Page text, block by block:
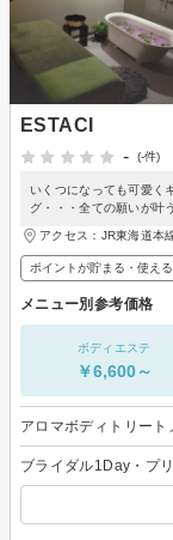
ESTACI
-
(-件)
いくつになっても可愛く
グ・・・全ての願いが叶
アクセス：JR東海道本
ポイントが貯まる・使える
メニュー別参考価格
ボディエステ
￥6,600～
アロマボディトリート
ブライダル1Day・プ